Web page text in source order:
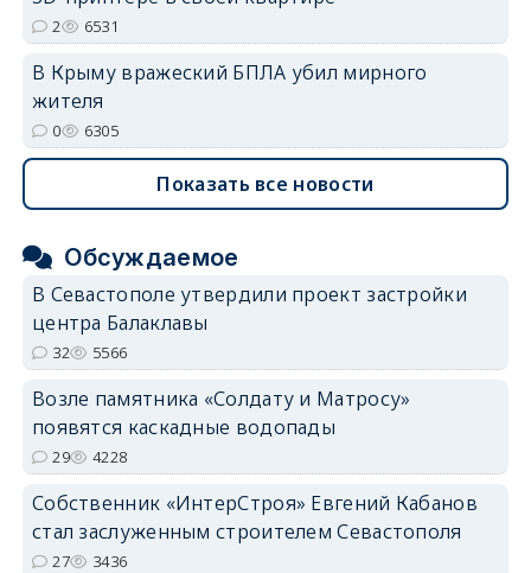
2 6531
В Крыму вражеский БПЛА убил мирного
жителя
0 6305
Показать все новости
Обсуждаемое
В Севастополе утвердили проект застройки
центра Балаклавы
32 5566
Возле памятника «Солдату и Матросу»
появятся каскадные водопады
29 4228
Собственник «ИнтерСтроя» Евгений Кабанов
стал заслуженным строителем Севастополя
27 3436